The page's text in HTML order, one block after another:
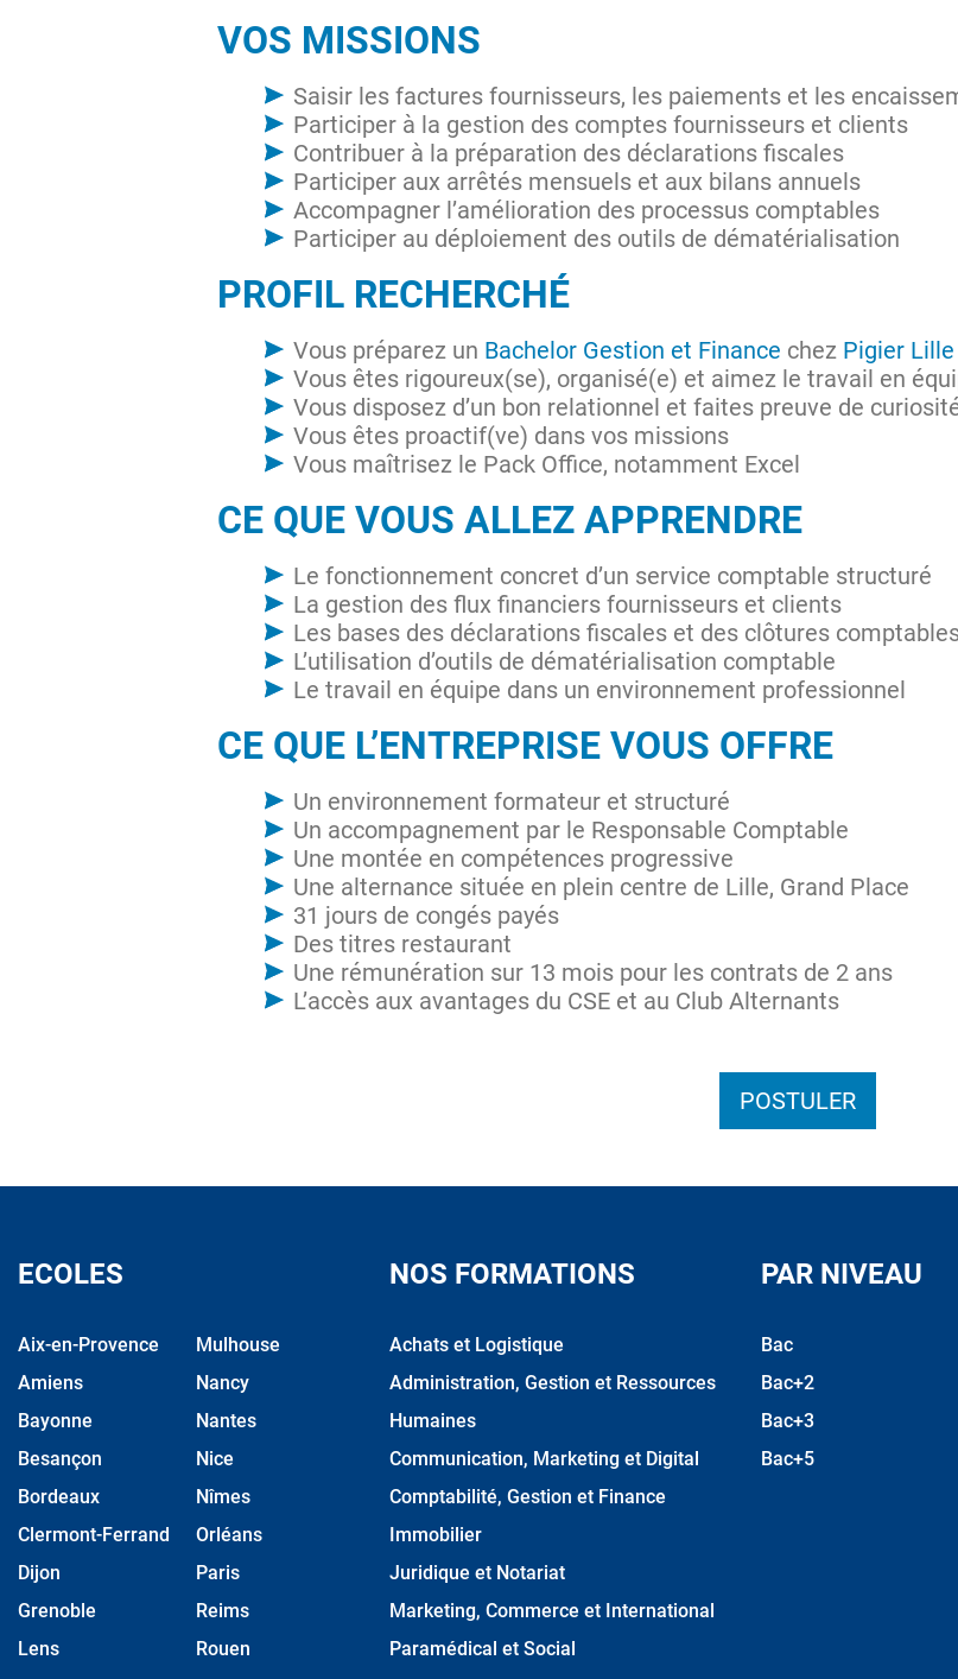
VOS MISSIONS
Saisir les factures fournisseurs, les paiements et les
Participer à la gestion des comptes fournisseurs et clients
Contribuer à la préparation des déclarations fiscales
Participer aux arrêtés mensuels et aux bilans annuels
Accompagner l’amélioration des processus comptables
Participer au déploiement des outils de dématérialisation
PROFIL RECHERCHÉ
Vous préparez un Bachelor Gestion et Finance chez Pigier Lille
Vous êtes rigoureux(se), organisé(e) et aimez le travail en
Vous disposez d’un bon relationnel et faites preuve de
Vous êtes proactif(ve) dans vos missions
Vous maîtrisez le Pack Office, notamment Excel
CE QUE VOUS ALLEZ APPRENDRE
Le fonctionnement concret d’un service comptable structuré
La gestion des flux financiers fournisseurs et clients
Les bases des déclarations fiscales et des clôtures
L’utilisation d’outils de dématérialisation comptable
Le travail en équipe dans un environnement professionnel
CE QUE L’ENTREPRISE VOUS OFFRE
Un environnement formateur et structuré
Un accompagnement par le Responsable Comptable
Une montée en compétences progressive
Une alternance située en plein centre de Lille, Grand Place
31 jours de congés payés
Des titres restaurant
Une rémunération sur 13 mois pour les contrats de 2 ans
L’accès aux avantages du CSE et au Club Alternants
POSTULER
ECOLES
Aix-en-Provence
Amiens
Bayonne
Besançon
Bordeaux
Clermont-Ferrand
Dijon
Grenoble
Lens
Mulhouse
Nancy
Nantes
Nice
Nîmes
Orléans
Paris
Reims
Rouen
NOS FORMATIONS
Achats et Logistique
Administration, Gestion et Ressources
Humaines
Communication, Marketing et Digital
Comptabilité, Gestion et Finance
Immobilier
Juridique et Notariat
Marketing, Commerce et International
Paramédical et Social
PAR NIVEAU
Bac
Bac+2
Bac+3
Bac+5